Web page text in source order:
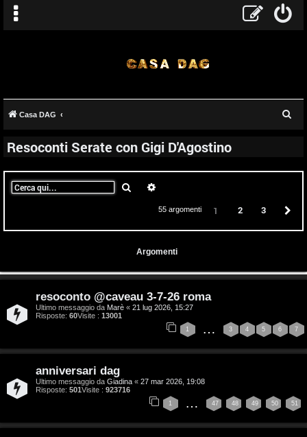
A
Casa DAG
Resoconti Serate con Gigi D'Agostino
Cerca
55 argomenti 1 2 3
Argomenti
resoconto @caveau 3-7-26 roma
Ultimo messaggio da Marè « 21 lug 2026, 15:27
Risposte: 60Visite : 13001
1 … 3 4 5 6 7
anniversari dag
Ultimo messaggio da Giadina « 27 mar 2026, 19:08
Risposte: 501Visite : 923716
1 … 47 48 49 50 51
o